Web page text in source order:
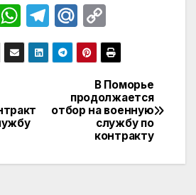
W
h
at
A
p
T
el
e
a
M
ail
.R
o
p
y
Li
n
В Поморье
продолжается
отбор на военную
службу по
контракту